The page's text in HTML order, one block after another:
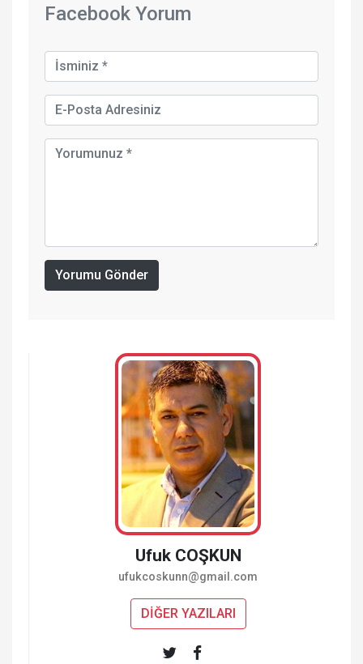
Facebook Yorum
Yorumu Gönder
Ufuk COŞKUN
ufukcoskunn@gmail.com
DİĞER YAZILARI